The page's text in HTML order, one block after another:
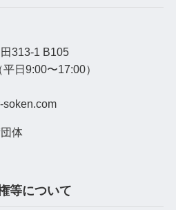
313-1 B105
日9:00〜17:00）
soken.com
体
等について